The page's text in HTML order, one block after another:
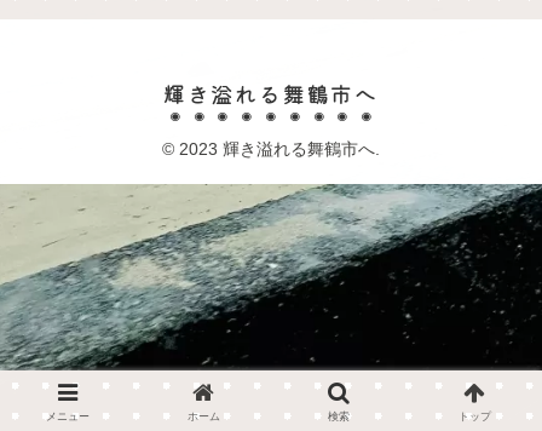
輝き溢れる舞鶴市へ
© 2023 輝き溢れる舞鶴市へ.
メニュー ホーム 検索 トップ